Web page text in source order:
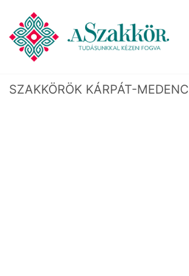
SZAKKÖRÖK KÁRPÁT-